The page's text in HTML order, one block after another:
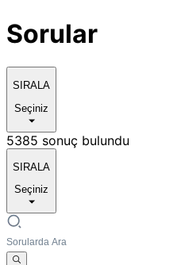
Sorular
SIRALA
Seçiniz
5385 sonuç bulundu
SIRALA
Seçiniz